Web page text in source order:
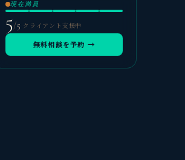
現在満員
5/5 クライアント支援中
無料相談を予約 →